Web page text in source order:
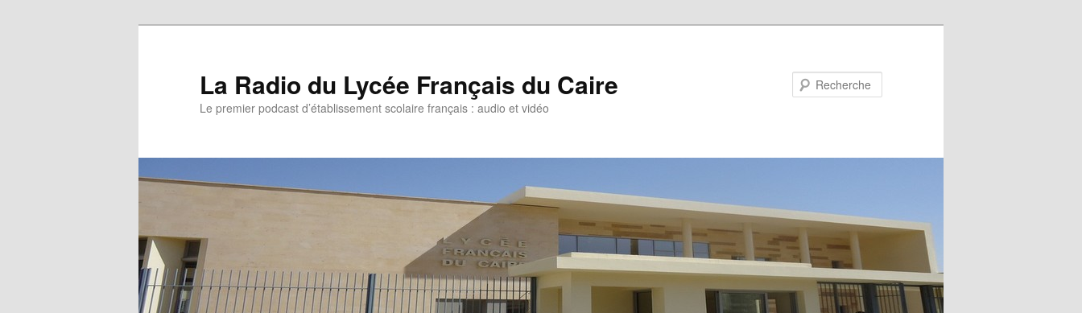
La Radio du Lycée Français du Caire
Le premier podcast d’établissement scolaire français : audio et vidéo